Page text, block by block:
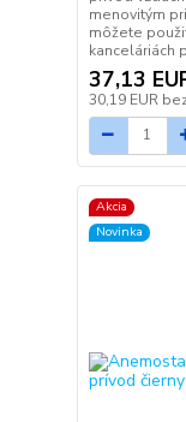
menovitým
môžete
kanceláriách
37,13
30,19 EUR
Akcia
Novinka